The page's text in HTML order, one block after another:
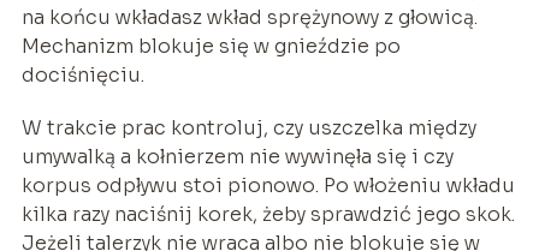
na końcu wkładasz wkład sprężynowy z głowicą.
Mechanizm blokuje się w gnieździe po
dociśnięciu.
W trakcie prac kontroluj, czy uszczelka między
umywalką a kołnierzem nie wywinęła się i czy
korpus odpływu stoi pionowo. Po włożeniu wkładu
kilka razy naciśnij korek, żeby sprawdzić jego skok.
Jeżeli talerzyk nie wraca albo nie blokuje się w